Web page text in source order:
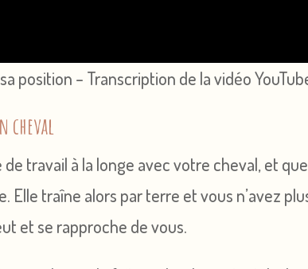
position – Transcription de la vidéo
cheval
travail à la longe avec votre cheval, et
Elle traîne alors par terre et vous n’avez
et se rapproche de vous.